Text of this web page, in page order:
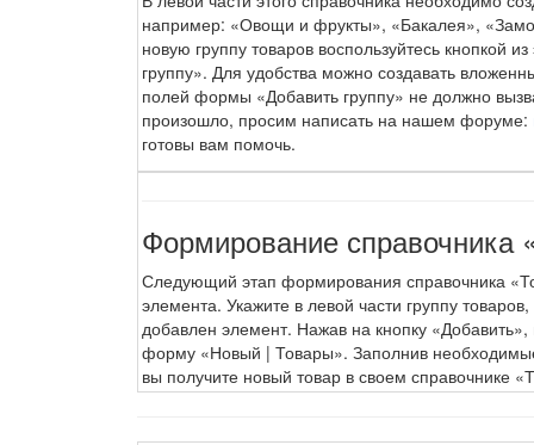
например: «Овощи и фрукты», «Бакалея»,
новую группу товаров воспользуйтесь кнопкой
группу». Для удобства можно создавать
полей формы «Добавить группу» не должно
произошло, просим написать на нашем форуме:
готовы вам помочь.
Формирование справочника
Следующий этап формирования справочника
элемента. Укажите в левой части группу
добавлен элемент. Нажав на кнопку
форму «Новый | Товары». Заполнив
вы получите новый товар в своем справочнике